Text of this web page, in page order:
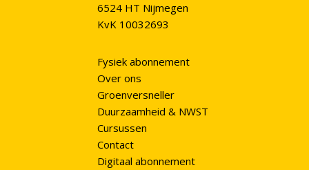
6524 HT Nijmegen
KvK 10032693
Fysiek abonnement
Over ons
Groenversneller
Duurzaamheid & NWST
Cursussen
Contact
Digitaal abonnement